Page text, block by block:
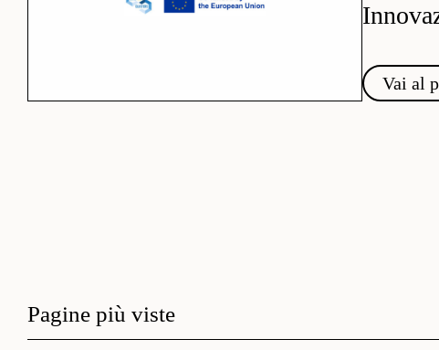
Vai al
Pagine più viste